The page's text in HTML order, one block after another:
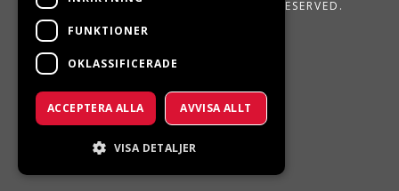
LJUNGBERGS MOTOR 2026. ALL RIGHTS RESERVED.
POWERED BY EMPORI CMS
FUNKTIONER
OKLASSIFICERADE
ACCEPTERA ALLA AVVISA ALLT
VISA DETALJER